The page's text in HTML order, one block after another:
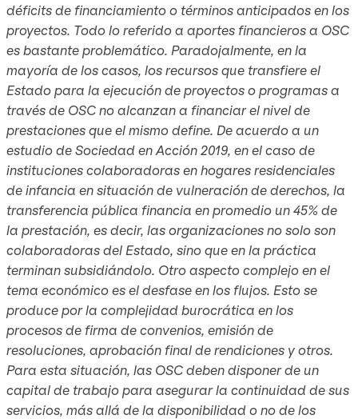
déficits de financiamiento o términos anticipados en los
proyectos. Todo lo referido a aportes financieros a OSC
es bastante problemático. Paradojalmente, en la
mayoría de los casos, los recursos que transfiere el
Estado para la ejecución de proyectos o programas a
través de OSC no alcanzan a financiar el nivel de
prestaciones que el mismo define. De acuerdo a un
estudio de Sociedad en Acción 2019, en el caso de
instituciones colaboradoras en hogares residenciales
de infancia en situación de vulneración de derechos, la
transferencia pública financia en promedio un 45% de
la prestación, es decir, las organizaciones no solo son
colaboradoras del Estado, sino que en la práctica
terminan subsidiándolo. Otro aspecto complejo en el
tema económico es el desfase en los flujos. Esto se
produce por la complejidad burocrática en los
procesos de firma de convenios, emisión de
resoluciones, aprobación final de rendiciones y otros.
Para esta situación, las OSC deben disponer de un
capital de trabajo para asegurar la continuidad de sus
servicios, más allá de la disponibilidad o no de los